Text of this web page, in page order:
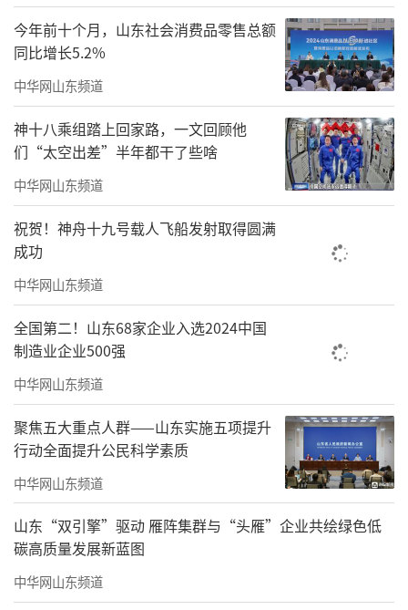
山东省儒学发展促进会老师吕德风
范会先作中华优秀传统文化进校园主题讲
座。他将自己比作中华传统文化的导游，深入
浅出介绍了学习中华优秀传统文化的重要意
义，然后带领现场观众参观了中华传统文化的
几个“主要景点”，分别论述了儒、墨、道、
法四大学派的起源发展与主要代表思想。他为
当代大学生学习中华优秀传统文化提出了两点
建议：一是辩证地看待传统文化，取其精华、
弃其糟粕；二是多读经典原著，形成自身对于
传统文化的独特理解。范老师旁征博引，从传
统文化的经典著作到其在现代社会的应用，为
同学们一一解读，用生动的案例、通俗易懂的
语言，让传统文化知识变得鲜活起来。
今年前十个月，山东社会消费品零售总额
同比增长5.2%
中华网山东频道
神十八乘组踏上回家路，一文回顾他
们“太空出差”半年都干了些啥
中华网山东频道
祝贺！神舟十九号载人飞船发射取得圆满
成功
中华网山东频道
全国第二！山东68家企业入选2024中国
制造业企业500强
中华网山东频道
聚焦五大重点人群——山东实施五项提升
行动全面提升公民科学素质
中华网山东频道
山东“双引擎”驱动 雁阵集群与“头雁”企业共绘绿色低
碳高质量发展新蓝图
中华网山东频道